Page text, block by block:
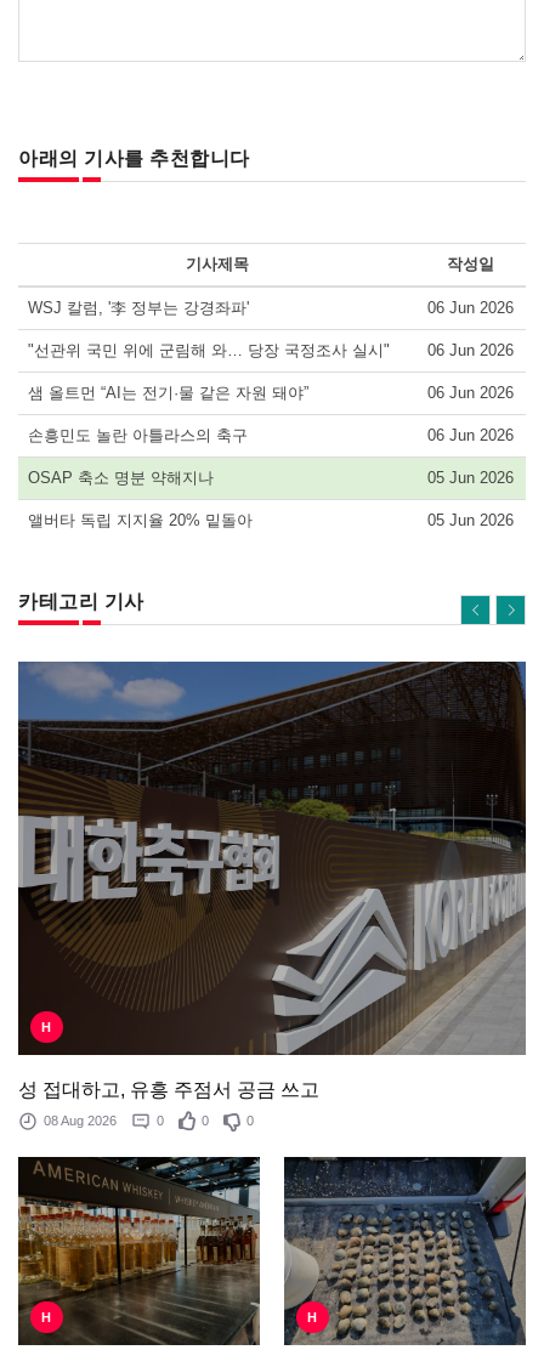
아래의 기사를 추천합니다
기사제목 작성일
WSJ 칼럼, '李 정부는 강경좌파' 06 Jun 2026
"선관위 국민 위에 군림해 와… 당장 국정조사 실시" 06 Jun 2026
샘 올트먼 “AI는 전기·물 같은 자원 돼야” 06 Jun 2026
손흥민도 놀란 아틀라스의 축구 06 Jun 2026
OSAP 축소 명분 약해지나 05 Jun 2026
앨버타 독립 지지율 20% 밑돌아 05 Jun 2026
카테고리 기사
H
성 접대하고, 유흥 주점서 공금 쓰고
08 Aug 2026 0 0 0
H H